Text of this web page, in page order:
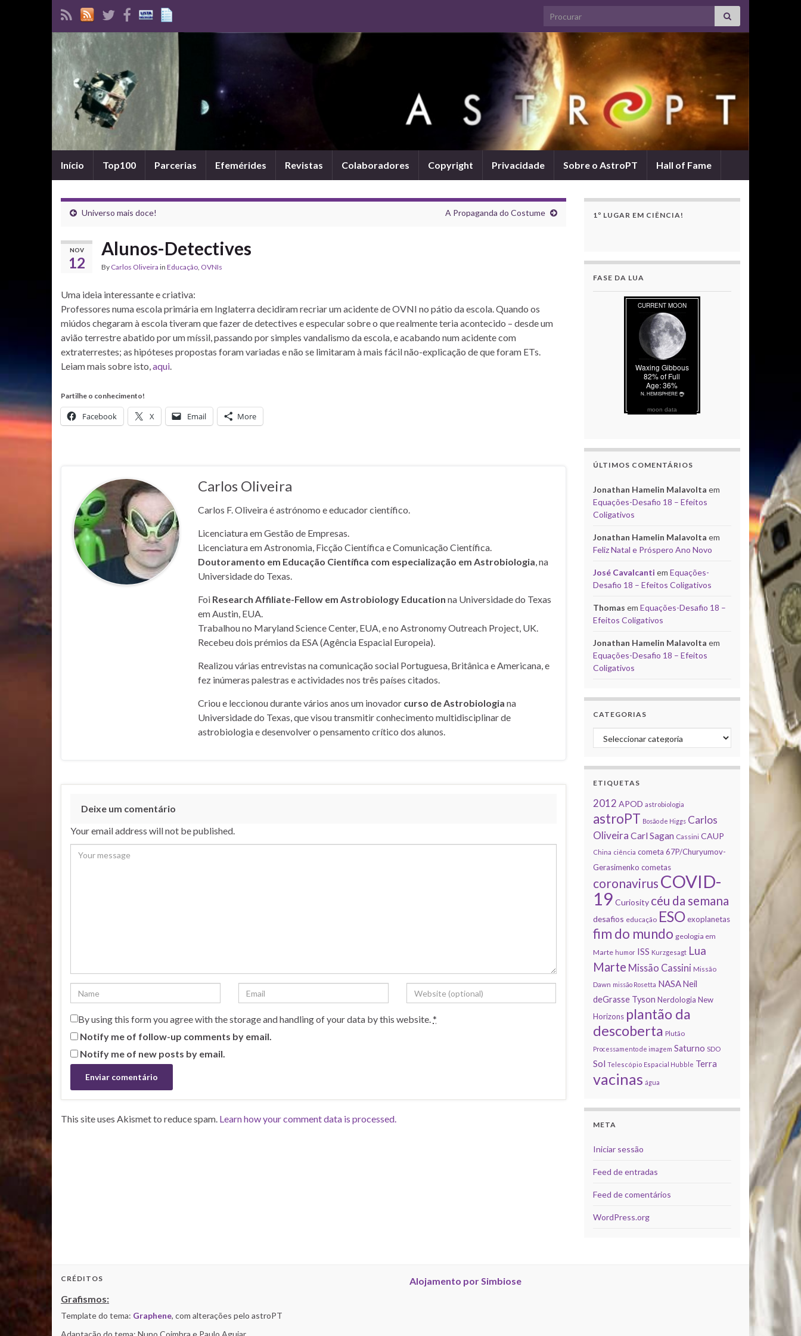
Search for:
Início Top100 Parcerias Efemérides Revistas Colaboradores Copyright Privacidade Sobre o AstroPT Hall of Fame
Universo mais doce! A Propaganda do Costume
NOV
12
Alunos-Detectives
By Carlos Oliveira in Educação, OVNIs
Uma ideia interessante e criativa:
Professores numa escola primária em Inglaterra decidiram recriar um acidente de OVNI no pátio da escola. Quando os
miúdos chegaram à escola tiveram que fazer de detectives e especular sobre o que realmente teria acontecido – desde um
avião terrestre abatido por um míssil, passando por simples vandalismo da escola, e acabando num acidente com
extraterrestes; as hipóteses propostas foram variadas e não se limitaram à mais fácil não-explicação de que foram ETs.
Leiam mais sobre isto,aqui.
Partilhe o conhecimento!
Facebook X Email More
Carlos Oliveira
Carlos F. Oliveira é astrónomo e educador científico.
Licenciatura em Gestão de Empresas.
Licenciatura em Astronomia, Ficção Científica e Comunicação Científica.
Doutoramento em Educação Científica com especialização em Astrobiologia, na
Universidade do Texas.
Foi Research Affiliate-Fellow em Astrobiology Education na Universidade do Texas
em Austin, EUA.
Trabalhou no Maryland Science Center, EUA, e no Astronomy Outreach Project, UK.
Recebeu dois prémios da ESA (Agência Espacial Europeia).
Realizou várias entrevistas na comunicação social Portuguesa, Britânica e Americana, e
fez inúmeras palestras e actividades nos três países citados.
Criou e leccionou durante vários anos um inovador curso de Astrobiologia na
Universidade do Texas, que visou transmitir conhecimento multidisciplinar de
astrobiologia e desenvolver o pensamento crítico dos alunos.
Deixe um comentário
Your email address will not be published.
By using this form you agree with the storage and handling of your data by this website.*
Notify me of follow-up comments by email.
Notify me of new posts by email.
This site uses Akismet to reduce spam. Learn how your comment data is processed.
1º LUGAR EM CIÊNCIA!
FASE DA LUA
moon data
ÚLTIMOS COMENTÁRIOS
Jonathan Hamelin Malavolta em
Equações-Desafio 18 – Efeitos
Coligativos
Jonathan Hamelin Malavolta em
Feliz Natal e Próspero Ano Novo
José Cavalcanti em Equações-
Desafio 18 – Efeitos Coligativos
Thomas em Equações-Desafio 18 –
Efeitos Coligativos
Jonathan Hamelin Malavolta em
Equações-Desafio 18 – Efeitos
Coligativos
CATEGORIAS
Categorias
ETIQUETAS
2012 APOD astrobiologia
astroPT Bosão de Higgs Carlos
Oliveira Carl Sagan Cassini CAUP
China ciência cometa 67P/Churyumov-
Gerasimenko cometas
coronavirus COVID-
19 Curiosity céu da semana
desafios educação ESO exoplanetas
fim do mundo geologia em
Marte humor ISS Kurzgesagt Lua
Marte Missão Cassini Missão
Dawn missão Rosetta NASA Neil
deGrasse Tyson Nerdologia New
Horizons plantão da
descoberta Plutão
Processamento de imagem Saturno SDO
Sol Telescópio Espacial Hubble Terra
vacinas água
META
Iniciar sessão
Feed de entradas
Feed de comentários
WordPress.org
CRÉDITOS
Grafismos:
Template do tema: Graphene, com alterações pelo astroPT
Adaptação do tema: Nuno Coimbra e Paulo Aguiar
Alojamento por Simbiose